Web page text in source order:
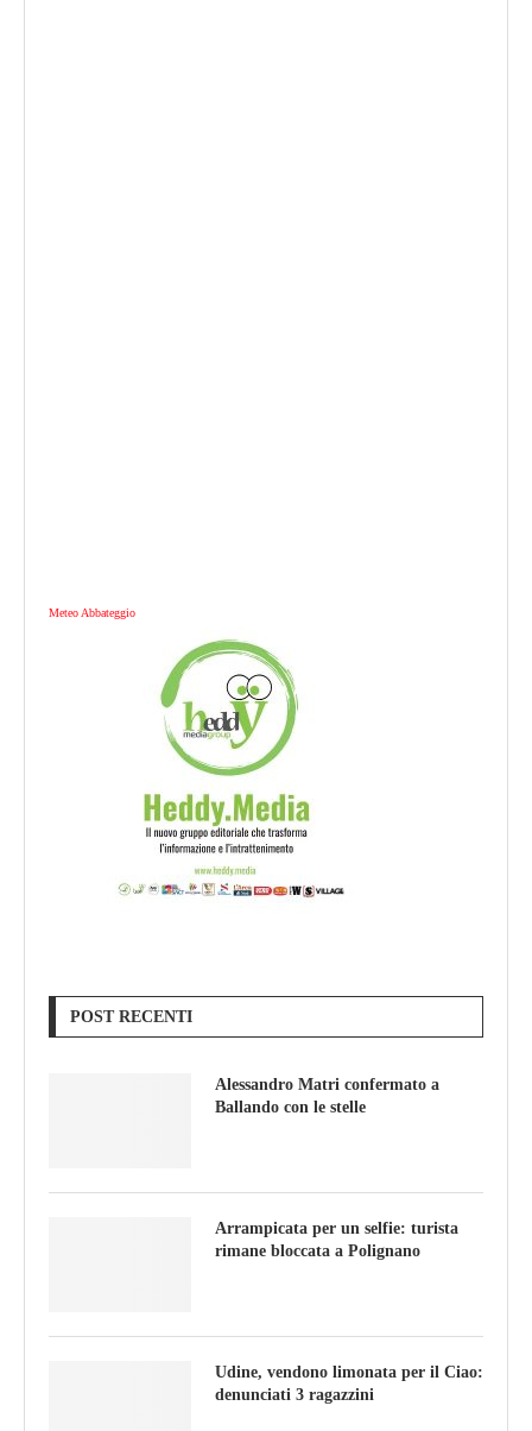
Meteo Abbateggio
POST RECENTI
Alessandro Matri confermato a
Ballando con le stelle
Arrampicata per un selfie: turista
rimane bloccata a Polignano
Udine, vendono limonata per il Ciao:
denunciati 3 ragazzini